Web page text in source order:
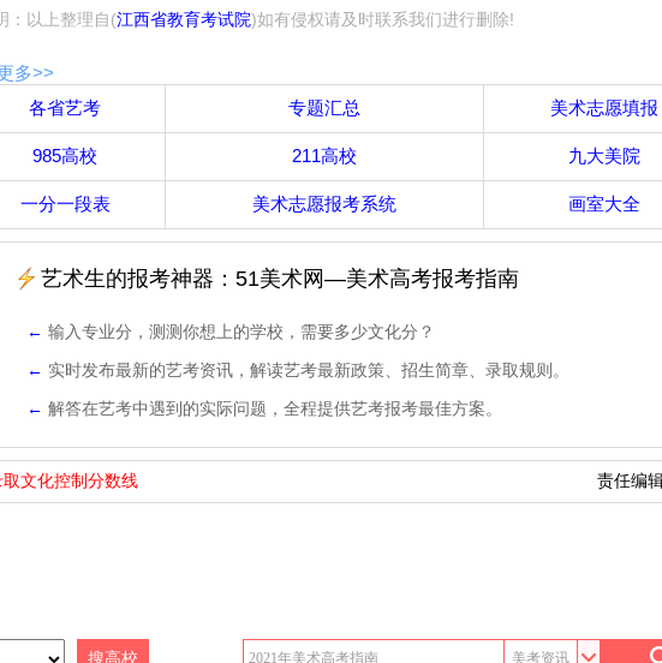
：以上整理自(江西省教育考试院)如有侵权请及时联系我们进行删除!
多>>
各省艺考 专题汇总 美术志愿填报
985高校 211高校 九大美院
一分一段表 美术志愿报考系统 画室大全
艺术生的报考神器：51美术网—美术高考报考指南
← 输入专业分，测测你想上的学校，需要多少文化分？
← 实时发布最新的艺考资讯，解读艺考最新政策、招生简章、录取规则。
← 解答在艺考中遇到的实际问题，全程提供艺考报考最佳方案。
责任编辑
文化控制分数线